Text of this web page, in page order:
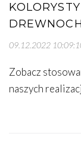
09.12.2022
Zobacz
naszych